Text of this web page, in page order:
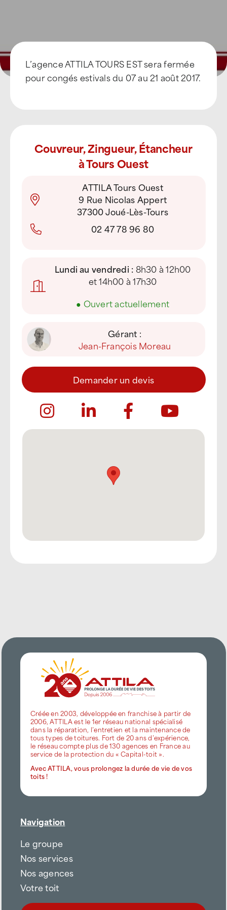
L’agence ATTILA TOURS EST sera fermée
pour congés estivals du 07 au 21 août 2017.
Couvreur, Zingueur, Étancheur
à Tours Ouest
ATTILA Tours Ouest
9 Rue Nicolas Appert
37300 Joué-Lès-Tours
02 47 78 96 80
Lundi au vendredi : 8h30 à 12h00
et 14h00 à 17h30
● Ouvert actuellement
Gérant :
Jean-François Moreau
Demander un devis
Créée en 2003, développée en franchise à partir de
2006, ATTILA est le 1er réseau national spécialisé
dans la réparation, l’entretien et la maintenance de
tous types de toitures. Fort de 20 ans d’expérience,
le réseau compte plus de 130 agences en France au
service de la protection du « Capital-toit ».
Avec ATTILA, vous prolongez la durée de vie de vos
toits !
Navigation
Le groupe
Nos services
Nos agences
Votre toit